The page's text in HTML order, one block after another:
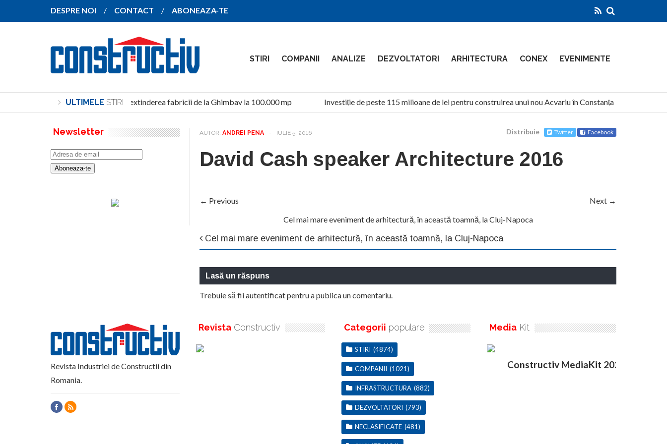
DESPRE NOI CONTACT ABONEAZA-TE
STIRI COMPANII ANALIZE DEZVOLTATORI ARHITECTURA CONEX EVENIMENTE
ULTIMELE STIRI
SANY pregătește extinderea fabricii de la Ghimbav la 100.000 mp Investiție de peste 115 milioane de lei pentru construirea unui nou Acvariu în Constanța
AUTOR: ANDREI PENA - IULIE 5, 2016 Distribuie Twitter Facebook
David Cash speaker Architecture 2016
← Previous
Next →
Cel mai mare eveniment de arhitectură, în această toamnă, la Cluj-Napoca
Cel mai mare eveniment de arhitectură, în această toamnă, la Cluj-Napoca
Lasă un răspuns
Trebuie să fiiautentificatpentru a publica un comentariu.
Newsletter
Revista Industriei de Constructii din
Romania.
Revista Constructiv Categorii populare
STIRI (4874)
COMPANII (1021)
INFRASTRUCTURA (882)
DEZVOLTATORI (793)
NECLASIFICATE (481)
Media Kit
Constructiv MediaKit 2020